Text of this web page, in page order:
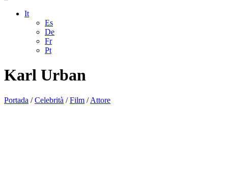
It
Es
De
Fr
Pt
Karl Urban
Portada /Celebrità /Film /Attore